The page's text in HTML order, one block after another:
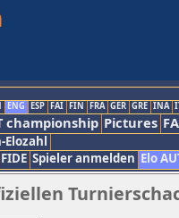
ENG ESP FAI FIN FRA GER GRE INA
championship Pictures
Elozahl
FIDE Spieler anmelden Elo